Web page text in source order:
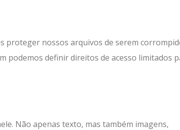
proteger nossos arquivos de serem
podemos definir direitos de acesso limitados
Não apenas texto, mas também imagens,